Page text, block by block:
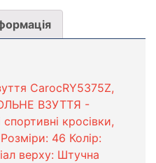
CarocRY5375Z,
ВЗУТТЯ -
кросівки,
46 Колір:
верху: Штучна